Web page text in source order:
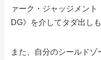
ァーク・ジャッジメント
DG》を介してタダ出しも
また、自分のシールド